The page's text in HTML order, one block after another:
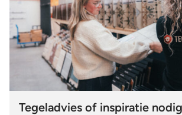
Tegeladvies of inspiratie